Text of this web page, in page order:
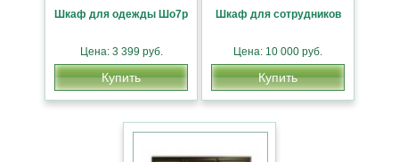
Шкаф для одежды Шо7р
Цена: 3 399 руб.
Купить
Шкаф для сотрудников
Цена: 10 000 руб.
Купить